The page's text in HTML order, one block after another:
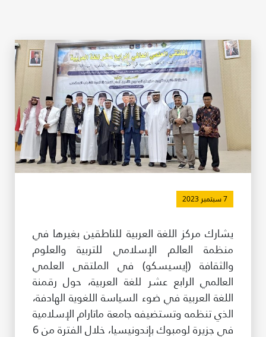
آخر الأخبار
الأحداث
وسائل التواصل الاجتماعي للإيسيسكو
للتواصل
الاتصال بنا
شاركونا
شاركونا
انضم إلى عائلة الإيسيسكو
للموردين
الدعم والتبرع
7 سبتمبر 2023
يشارك مركز اللغة العربية للناطقين بغيرها في
منظمة العالم الإسلامي للتربية والعلوم
والثقافة (إيسيسكو) في الملتقى العلمي
العالمي الرابع عشر للغة العربية، حول رقمنة
اللغة العربية في ضوء السياسة اللغوية الهادفة،
الذي تنظمه وتستضيفه جامعة ماتارام الإسلامية
في جزيرة لومبوك بإندونيسيا، خلال الفترة من 6